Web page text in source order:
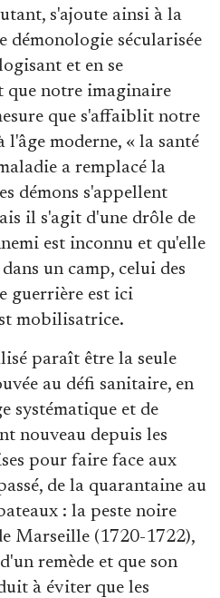
s'ajoute ainsi à la
démonologie sécularisée
et en se
que notre imaginaire
que s'affaiblit notre
moderne, « la santé
a remplacé la
démons s'appellent
il s'agit d'une drôle de
est inconnu et qu'elle
un camp, celui des
guerrière est ici
mobilisatrice.
paraît être la seule
au défi sanitaire, en
systématique et de
nouveau depuis les
pour faire face aux
de la quarantaine au
: la peste noire
Marseille (1720-1722),
remède et que son
à éviter que les